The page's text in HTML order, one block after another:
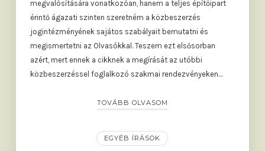
megvalósítására vonatkozóan, hanem a teljes építőipart
érintő ágazati szinten szeretném a közbeszerzés
jogintézményének sajátos szabályait bemutatni és
megismertetni az Olvasókkal. Teszem ezt elsősorban
azért, mert ennek a cikknek a megírását az utóbbi
közbeszerzéssel foglalkozó szakmai rendezvényeken…
TOVÁBB OLVASOM
EGYÉB ÍRÁSOK